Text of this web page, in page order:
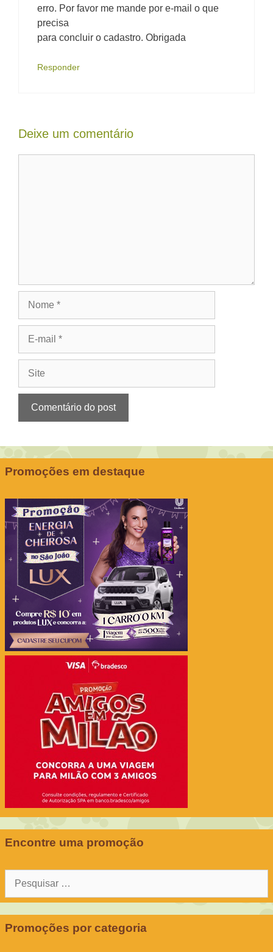
erro. Por favor me mande por e-mail o que
precisa
para concluir o cadastro. Obrigada
Responder
Deixe um comentário
Promoções em destaque
Encontre uma promoção
Pesquisar
Promoções por categoria